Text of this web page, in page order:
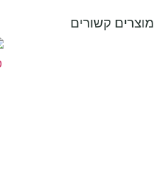
מוצרים קשורים